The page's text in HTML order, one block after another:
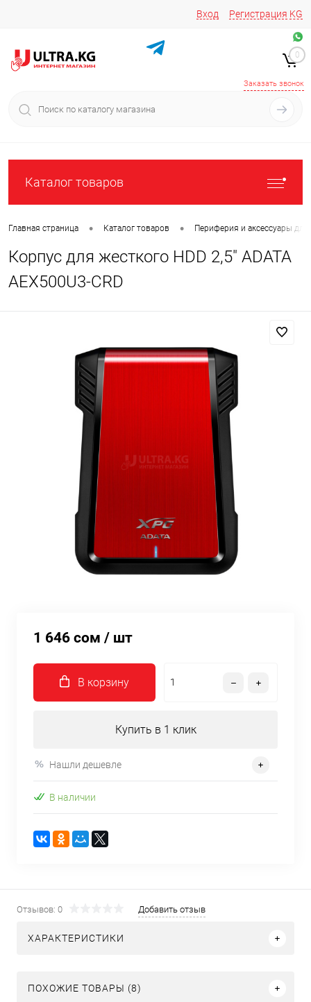
Вход Регистрация KG
+996 776161037
+996 772022908
Заказать звонок
0
Каталог товаров
Главная страница • Каталог товаров • Периферия и аксессуары
Корпус для жесткого HDD 2,5" ADATA
AEX500U3-CRD
1 646 сом / шт
В корзину
Купить в 1 клик
Нашли дешевле
В наличии
Отзывов: 0 Добавить отзыв
ХАРАКТЕРИСТИКИ
ПОХОЖИЕ ТОВАРЫ (8)